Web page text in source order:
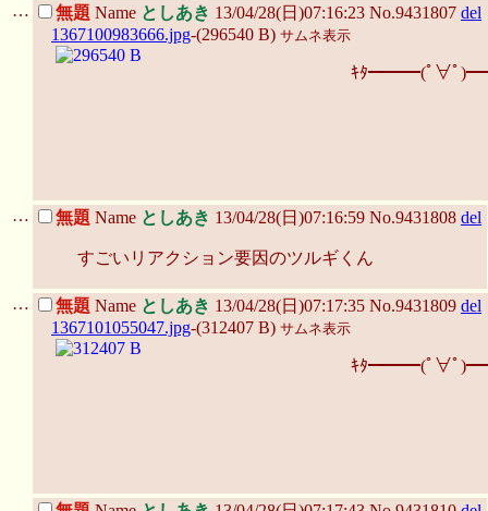
… 無題 Name としあき 13/04/28(日)07:16:23 No.9431807 del
1367100983666.jpg-(296540 B) サムネ表示
ｷﾀ━━━(ﾟ∀ﾟ
… 無題 Name としあき 13/04/28(日)07:16:59 No.9431808 del
すごいリアクション要因のツルギくん
… 無題 Name としあき 13/04/28(日)07:17:35 No.9431809 del
1367101055047.jpg-(312407 B) サムネ表示
ｷﾀ━━━(ﾟ∀ﾟ